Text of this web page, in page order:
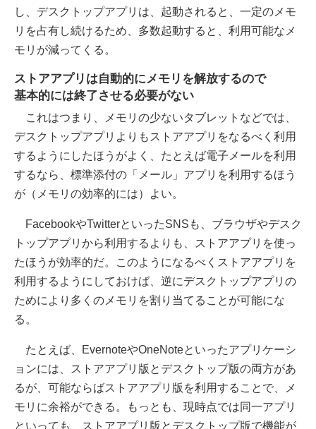
し、デスクトップアプリは、起動されると、一定のメモ
リを占有し続けるため、多数起動すると、利用可能なメ
モリが減ってくる。
ストアアプリは自動的にメモリを解放するので
基本的には終了させる必要がない
これはつまり、メモリの少ないタブレットなどでは、
デスクトップアプリよりもストアアプリをなるべく利用
するようにしたほうがよく、たとえば電子メールを利用
するなら、標準添付の「メール」アプリを利用するほう
が（メモリの効率的には）よい。
FacebookやTwitterといったSNSも、ブラウザやデスク
トップアプリから利用するよりも、ストアアプリを使っ
たほうが効率的だ。このようになるべくストアアプリを
利用するようにしておけば、逆にデスクトップアプリの
ためにより多くのメモリを割り当てることが可能にな
る。
たとえば、EvernoteやOneNoteといったアプリケーシ
ョンには、ストアアプリ版とデスクトップ版の両方があ
るが、可能ならばストアアプリ版を利用することで、メ
モリに余裕ができる。もっとも、現時点では同一アプリ
といっても、ストアアプリ版とデスクトップ版で機能が